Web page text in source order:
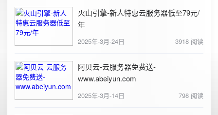
火山引擎-新人特惠云服务器低至79元/
年
2025年-3月-24日 3918 阅读
阿贝云-云服务器免费送-
www.abeiyun.com
2025年-3月-14日 798 阅读